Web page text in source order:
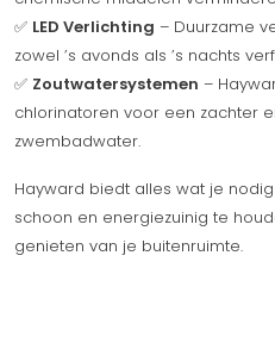
✅ LED Verlichting – Duurzame
zowel ’s avonds als ’s nachts
✅ Zoutwatersystemen –
chlorinatoren voor een zachter
zwembadwater.
Hayward biedt alles wat je
schoon en energiezuinig te
genieten van je buitenruimte.